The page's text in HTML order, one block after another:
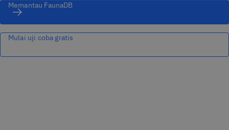
Memantau FaunaDB
Mulai uji coba gratis